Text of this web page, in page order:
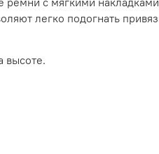
легко подогнать
высоте.